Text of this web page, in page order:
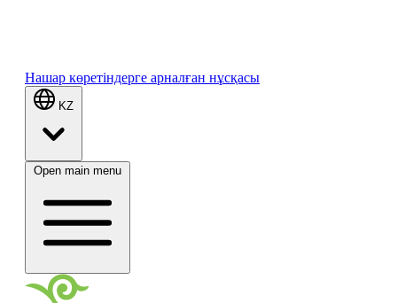
Нашар көретіндерге арналған нұсқасы
KZ
Open main menu